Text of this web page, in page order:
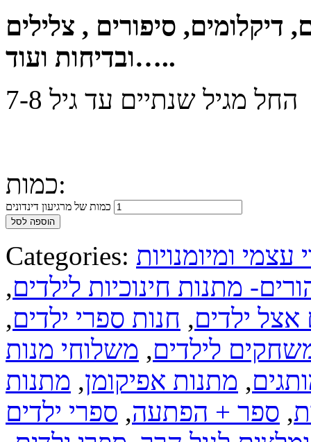
דיקלומים, סיפורים , צלילים
ובדיחות ועוד…..
החל מגיל שנתיים עד גיל 7-8
כמות:
כמות של מרגיעון דינדונים
הוספה לסל
Categories: עצמי ומיומנויות
מתנות חינוכיות לילדים,
ילדים, חנות ספרי ילדים,
לילדים, משלוחי מנות
, מתנות אפיקומן, מתנות
, ספר + הפתעה, ספרי ילדים